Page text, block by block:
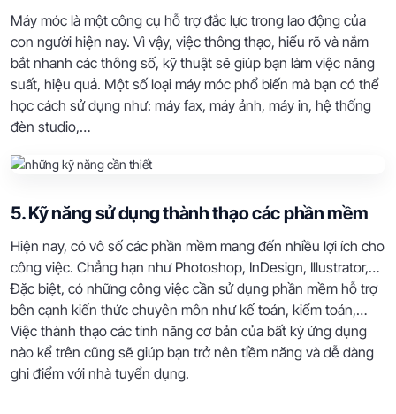
Máy móc là một công cụ hỗ trợ đắc lực trong lao động của
con người hiện nay. Vì vậy, việc thông thạo, hiểu rõ và nắm
bắt nhanh các thông số, kỹ thuật sẽ giúp bạn làm việc năng
suất, hiệu quả. Một số loại máy móc phổ biến mà bạn có thể
học cách sử dụng như: máy fax, máy ảnh, máy in, hệ thống
đèn studio,…
5. Kỹ năng sử dụng thành thạo các phần mềm
Hiện nay, có vô số các phần mềm mang đến nhiều lợi ích cho
công việc. Chẳng hạn như Photoshop, InDesign, Illustrator,…
Đặc biệt, có những công việc cần sử dụng phần mềm hỗ trợ
bên cạnh kiến thức chuyên môn như kế toán, kiểm toán,…
Việc thành thạo các tính năng cơ bản của bất kỳ ứng dụng
nào kể trên cũng sẽ giúp bạn trở nên tiềm năng và dễ dàng
ghi điểm với nhà tuyển dụng.